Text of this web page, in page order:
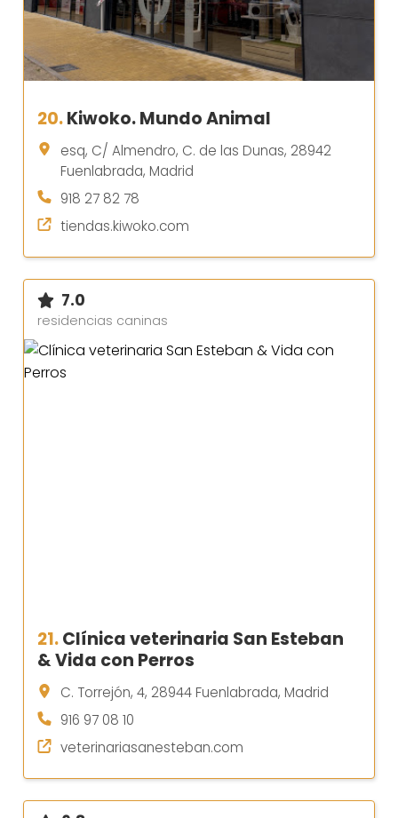
20.Kiwoko. Mundo Animal
esq, C/ Almendro, C. de las Dunas, 28942
Fuenlabrada, Madrid
918 27 82 78
tiendas.kiwoko.com
7.0
residencias caninas
21.Clínica veterinaria San Esteban
& Vida con Perros
C. Torrejón, 4, 28944 Fuenlabrada, Madrid
916 97 08 10
veterinariasanesteban.com